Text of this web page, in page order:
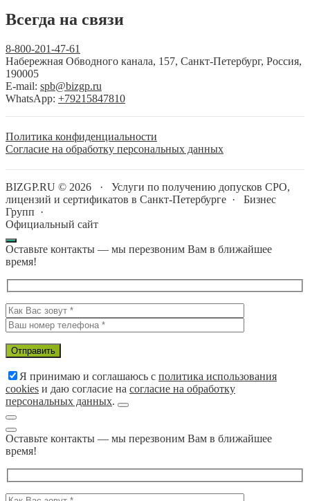
Всегда на связи
8-800-201-47-61
Набережная Обводного канала, 157, Санкт-Петербург, Россия,
190005
E-mail: spb@bizgp.ru
WhatsApp: +79215847810
Политика конфиденциальности
Согласие на обработку персональных данных
BIZGP.RU © 2026 · Услуги по получению допусков СРО,
лицензий и сертификатов в Санкт-Петербурге · Бизнес
Групп ·
Официальный сайт
Оставьте контакты — мы перезвоним Вам в ближайшее
время!
Я принимаю и соглашаюсь с политика использования
cookies и даю согласие на согласие на обработку
персональных данных.
Оставьте контакты — мы перезвоним Вам в ближайшее
время!